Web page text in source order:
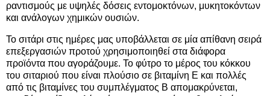
ραντισμούς με υψηλές δόσεις εντομοκτόνων, μυκητοκόντων
και ανάλογων χημικών ουσιών.
Το σιτάρι στις ημέρες μας υποβάλλεται σε μία απίθανη σειρά
επεξεργασιών προτού χρησιμοποιηθεί στα διάφορα
προϊόντα που αγοράζουμε. Το φύτρο το μέρος του κόκκου
του σιταριού που είναι πλούσιο σε βιταμίνη Ε και πολλές
από τις βιταμίνες του συμπλέγματος Β απομακρύνεται,